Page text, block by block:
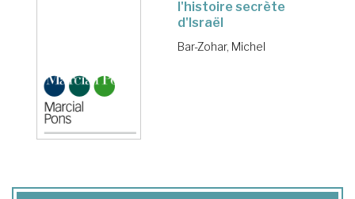
l'histoire secrète
d'Israël
Bar-Zohar, Michel